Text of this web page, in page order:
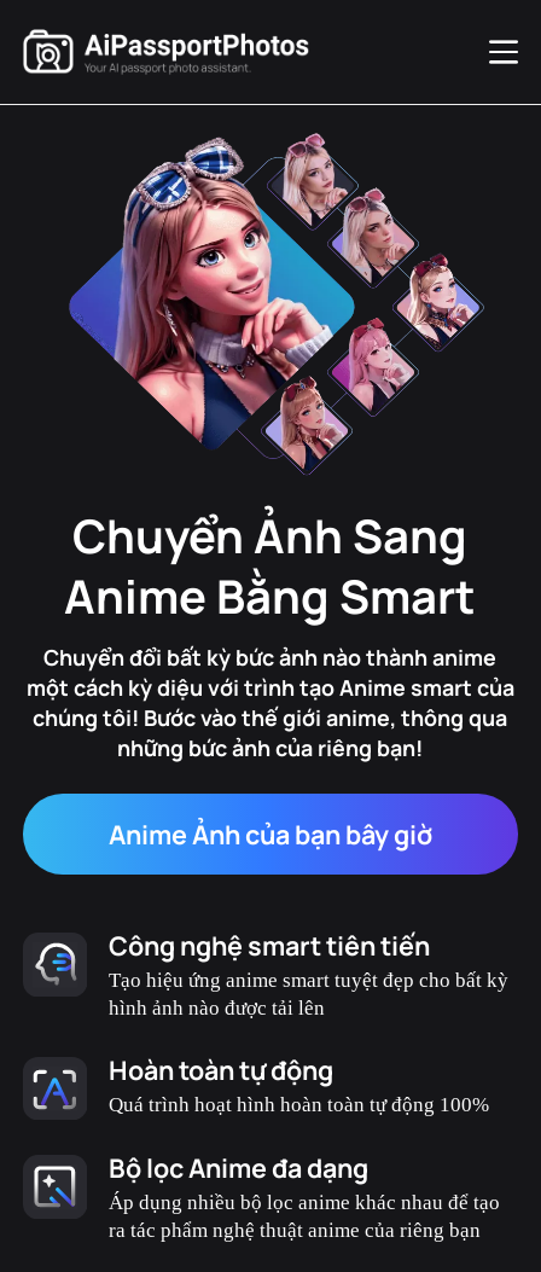
Chuyển Ảnh Sang
Anime Bằng Smart
Chuyển đổi bất kỳ bức ảnh nào thành anime
một cách kỳ diệu với trình tạo Anime smart của
chúng tôi! Bước vào thế giới anime, thông qua
những bức ảnh của riêng bạn!
Anime Ảnh của bạn bây giờ
Công nghệ smart tiên tiến
Tạo hiệu ứng anime smart tuyệt đẹp cho bất kỳ
hình ảnh nào được tải lên
Hoàn toàn tự động
Quá trình hoạt hình hoàn toàn tự động 100%
Bộ lọc Anime đa dạng
Áp dụng nhiều bộ lọc anime khác nhau để tạo
ra tác phẩm nghệ thuật anime của riêng bạn